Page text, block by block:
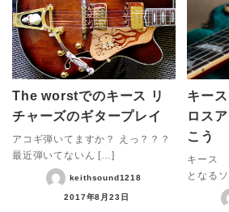
The worstでのキース リ
チャーズのギタープレイ
アコギ弾いてますか？ えっ？？？
最近弾いてないん […]
keithsound1218
2017年8月23日
キー
ロス
こう
キース
となる